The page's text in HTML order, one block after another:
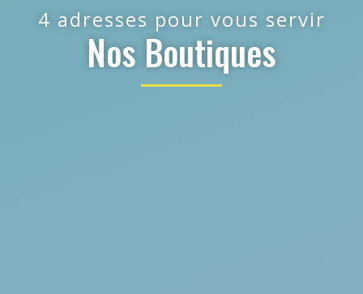
4 adresses pour vous servir
Nos Boutiques